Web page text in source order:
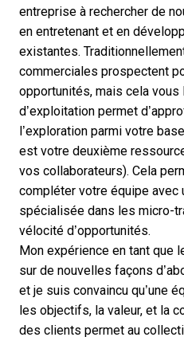
entreprise à rechercher de
en entretenant et en
existantes.
commerciales prospectent
opportunités, mais cela vous
d’exploitation permet
l’exploration parmi votre
est votre deuxième
vos collaborateurs). Cela
compléter votre équipe avec
spécialisée dans les micro-
vélocité d’opportunités.
Mon expérience en tant que
sur de nouvelles façons
et je suis convaincu qu’une
les objectifs, la valeur, et la
des clients permet au